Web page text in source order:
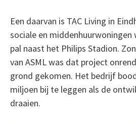
Een daarvan is TAC Living in
sociale en middenhuurwoningen
pal naast het Philips Stadion.
van ASML was dat project
grond gekomen. Het bedrijf
miljoen bij te leggen als de
draaien.